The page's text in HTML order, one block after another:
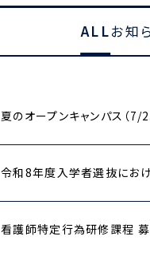
ALLお知
夏のオープンキャンパス（7/
令和8年度入学者選抜にお
看護師特定行為研修課程